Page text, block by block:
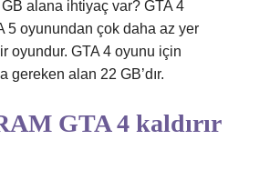
alana ihtiyaç var? GTA 4
5 oyunundan çok daha az yer
oyundur. GTA 4 oyunu için
gereken alan 22 GB’dır.
GTA 4 kaldırır